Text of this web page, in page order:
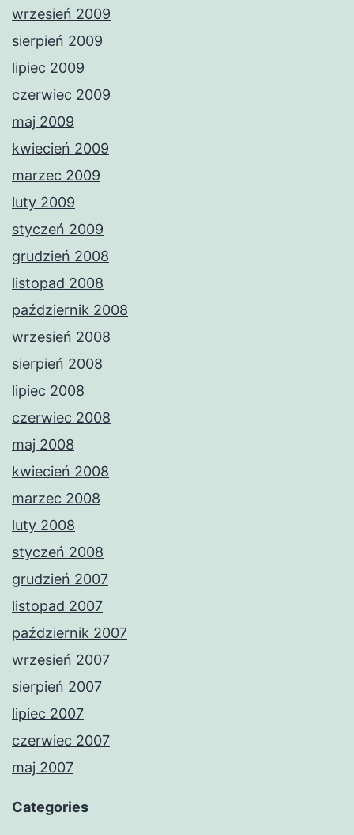
wrzesień 2009
sierpień 2009
lipiec 2009
czerwiec 2009
maj 2009
kwiecień 2009
marzec 2009
luty 2009
styczeń 2009
grudzień 2008
listopad 2008
październik 2008
wrzesień 2008
sierpień 2008
lipiec 2008
czerwiec 2008
maj 2008
kwiecień 2008
marzec 2008
luty 2008
styczeń 2008
grudzień 2007
listopad 2007
październik 2007
wrzesień 2007
sierpień 2007
lipiec 2007
czerwiec 2007
maj 2007
Categories